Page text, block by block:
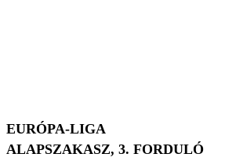
EURÓPA-LIGA
ALAPSZAKASZ, 3. FORDULÓ